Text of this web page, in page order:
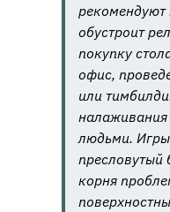
рекомендуют
обустроит
покупку
офис,
или
людьми.
пресловутый
корня